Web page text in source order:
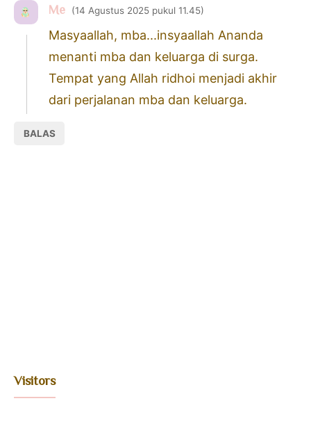
Me 14 Agustus 2025 pukul 11.45
Masyaallah, mba...insyaallah Ananda
menanti mba dan keluarga di surga.
Tempat yang Allah ridhoi menjadi akhir
dari perjalanan mba dan keluarga.
BALAS
Visitors